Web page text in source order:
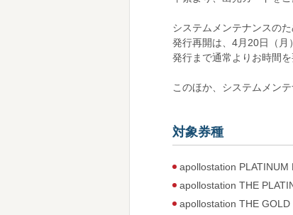
システムメンテナンスの
発行再開は、4月20日（月
発行まで通常よりお時間
このほか、システムメン
対象券種
apollostation PLATINUM
apollostation THE
apollostation THE GOLD